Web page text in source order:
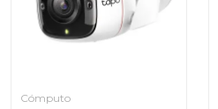
Cómputo